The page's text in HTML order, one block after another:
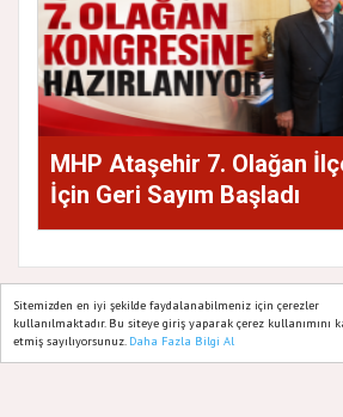
Sitemizden en iyi şekilde faydalanabilmeniz için çerezler
kullanılmaktadır. Bu siteye giriş yaparak çerez kullanımını
etmiş sayılıyorsunuz. Daha Fazla Bilgi Al
MHP Ataşehir 7. Olağan
İçin Geri Sayım Başladı
GAZETE ATAŞEHIR
Ana Sayfa Web TV